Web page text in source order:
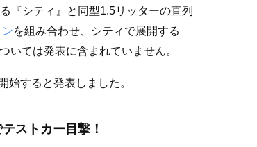
『シティ』と同型1.5リッターの直列
を組み合わせ、シティで展開する
いては発表に含まれていません。
すると発表しました。
ストカー目撃！